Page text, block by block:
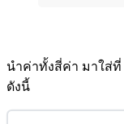
นำค่าทั้งสี่ค่า มาใส่ที่
ดังนี้